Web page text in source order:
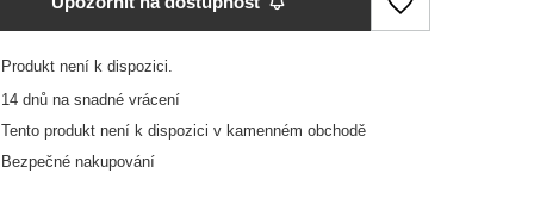
Produkt není k dispozici
14 dnů na snadné vrácení
Tento produkt není k dispozici v kamenném obchodě
Bezpečné nakupování